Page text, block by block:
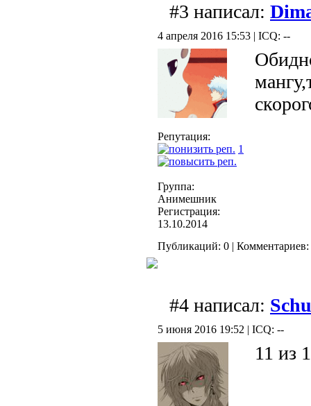
#3 написал:
4 апреля 2016 15:53 | ICQ: --
Репутация:
1
Группа:
Анимешник
Регистрация:
13.10.2014
Публикаций: 0 | Комментариев:
#4 написал:
5 июня 2016 19:52 | ICQ: --
11 из